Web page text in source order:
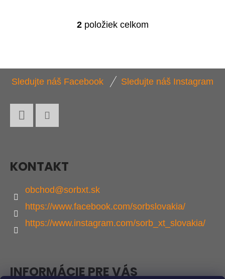
O
Á
D
Y
V
Ý
S
2položiek celkom
Ä
Sledujte náš Facebook Sledujte náš Instagram
KONTAKT
obchod@sorbxt.sk
https://www.facebook.com/sorbslovakia/
https://www.instagram.com/sorb_xt_slovakia/
INFORMÁCIE PRE VÁS